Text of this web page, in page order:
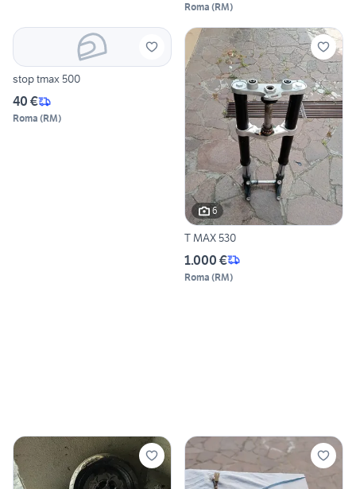
Roma (RM)
stop tmax 500
40 €
Roma (RM)
6
T MAX 530
1.000 €
Roma (RM)